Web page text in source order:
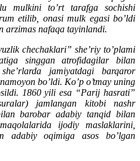
mulkini to’rt tarafga sochishi
etilib, onasi mulk egasi bo’ldi
arzimas nafaqa tayinlandi.
chechaklari” she’riy to’plami
singgan atrofidagilar bilan
jamiyatdagi barqaror
bo’ldi. Ko’p o’tmay uning
1860 yili esa “Parij hasrati”
jamlangan kitobi nashr
barobar adabiy tanqid bilan
ijodiy maslaklarini,
adabiy oqimiga asos bo’lgan